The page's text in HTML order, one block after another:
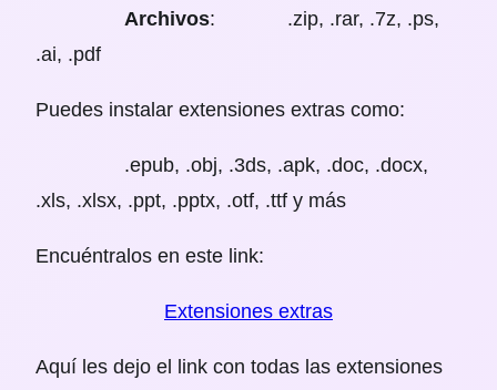
Archivos: .zip, .rar, .7z, .ps,
.ai, .pdf
Puedes instalar extensiones extras como:
.epub, .obj, .3ds, .apk, .doc, .docx,
.xls, .xlsx, .ppt, .pptx, .otf, .ttf y más
Encuéntralos en este link:
Extensiones extras
Aquí les dejo el link con todas las extensiones